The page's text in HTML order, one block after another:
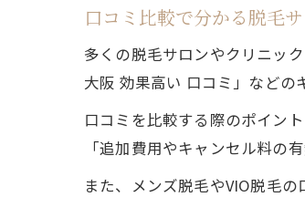
口コミ比較で分かる脱毛
多くの脱毛サロンやクリニッ
大阪 効果高い 口コミ」などの
口コミを比較する際のポイン
「追加費用やキャンセル料の
また、メンズ脱毛やVIO脱毛